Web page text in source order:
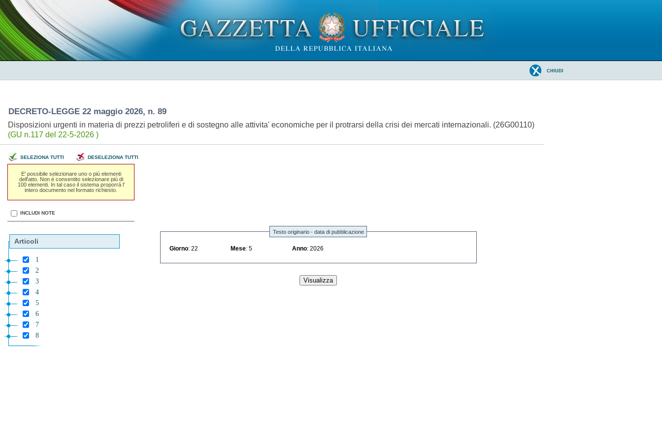
CHIUDI
DECRETO-LEGGE 22 maggio 2026, n. 89
Disposizioni urgenti in materia di prezzi petroliferi e di sostegno alle attivita' economiche per il protrarsi della crisi dei mercati internazionali. (26G00110)
(GU n.117 del 22-5-2026 )
SELEZIONA TUTTI DESELEZIONA TUTTI
E' possibile selezionare uno o piú elementi
dell'atto. Non é consentito selezionare piú di
100 elementi. In tal caso il sistema proporrá l'
intero documento nel formato richiesto.
INCLUDI NOTE
Articoli
1
2
3
4
5
6
7
8
Testo originario - data di pubblicazione
Giorno : 22 Mese : 5 Anno : 2026